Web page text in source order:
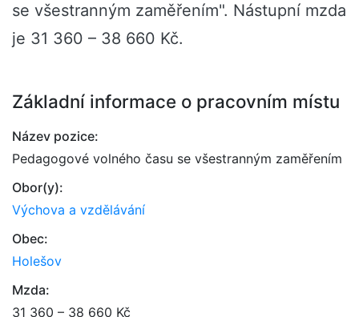
se všestranným zaměřením". Nástupní mzda
je 31 360 – 38 660 Kč.
Základní informace o pracovním místu
Název pozice:
Pedagogové volného času se všestranným zaměřením
Obor(y):
Výchova a vzdělávání
Obec:
Holešov
Mzda:
31 360 – 38 660 Kč